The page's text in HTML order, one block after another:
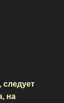
следует
на